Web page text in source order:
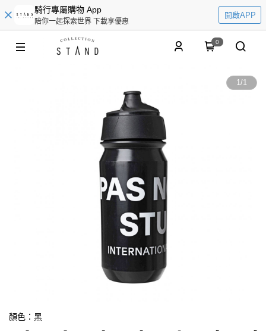
騎行專屬購物 App
陪你一起探索世界 下載享優惠
開啟APP
0
1/1
顏色：黑